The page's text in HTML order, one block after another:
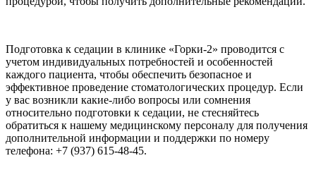
Подготовка к седации в клинике «Горки-2» проводится с
учетом индивидуальных потребностей и особенностей
каждого пациента, чтобы обеспечить безопасное и
эффективное проведение стоматологических процедур. Если
у вас возникли какие-либо вопросы или сомнения
относительно подготовки к седации, не стесняйтесь
обратиться к нашему медицинскому персоналу для получения
дополнительной информации и поддержки по номеру
телефона: +7 (937) 615-48-45.